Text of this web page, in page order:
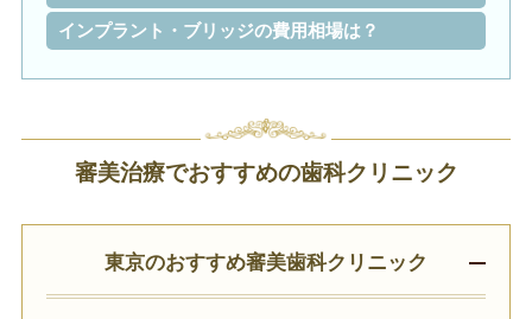
インプラント・ブリッジの費用相場は？
審美治療でおすすめの歯科クリニック
東京のおすすめ審美歯科クリニック